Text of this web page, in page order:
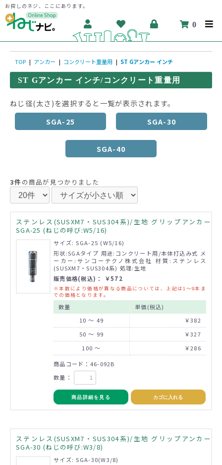
お探しのネジ、ここにあります。
0
TOP | アンカー | コンクリート重量用 | ST Gアンカー インチ
ST Gアンカー インチ/コンクリート重量用
ねじ径(太さ)を選択すると一覧が表示されます。
SGA-25
SGA-30
SGA-40
3件の商品が見つかりました
ステンレス(SUSXM7・SUS304系)/生地 グリップアンカー
SGA-25 (ねじの呼び:W5/16)
サイズ: SGA-25 (W5/16)
形状:SGAタイプ 用途:コンクリート用/本体打込み式 メ
ーカー:サンコーテクノ株式会社 材質:ステンレス
(SUSXM7・SUS304系) 処理:生地
販売価格(税込)： ￥572
※本数により価格が異なる商品については、上記は1～9本ま
での価格となります。
数量
単価(税込)
10 ～ 49
￥382
50 ～ 99
￥327
100 ～
￥286
商品コード：46-092B
数量：
商品詳細を見る カゴに入れる
ステンレス(SUSXM7・SUS304系)/生地 グリップアンカー
SGA-30 (ねじの呼び:W3/8)
サイズ: SGA-30(W3/8)